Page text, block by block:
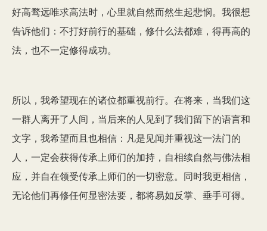
好高骛远唯求高法时，心里就自然而然生起悲悯。我很想
告诉他们：不打好前行的基础，修什么法都难，得再高的
法，也不一定修得成功。
所以，我希望现在的诸位都重视前行。在将来，当我们这
一群人离开了人间，当后来的人见到了我们留下的语言和
文字，我希望而且也相信：凡是见闻并重视这一法门的
人，一定会获得传承上师们的加持，自相续自然与佛法相
应，并自在领受传承上师们的一切密意。同时我更相信，
无论他们再修任何显密法要，都将易如反掌、垂手可得。